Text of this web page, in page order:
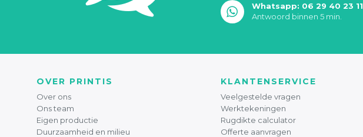
Whatsapp: 06 29 40 23 11
Antwoord binnen 5 min.
OVER PRINTIS
Over ons
Ons team
Eigen productie
Duurzaamheid en milieu
KLANTENSERVICE
Veelgestelde vragen
Werktekeningen
Rugdikte calculator
Offerte aanvragen